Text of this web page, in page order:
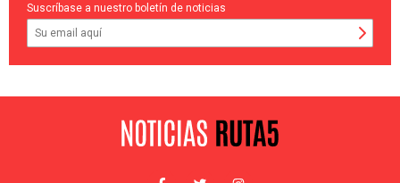
Suscríbase a nuestro boletín de noticias